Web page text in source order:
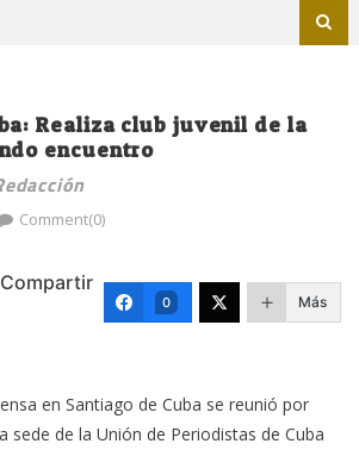
Realiza club juvenil de la
encuentro
Comment(0)
Compartir
0 Más
en Santiago de Cuba se reunió por
sede de la Unión de Periodistas de Cuba